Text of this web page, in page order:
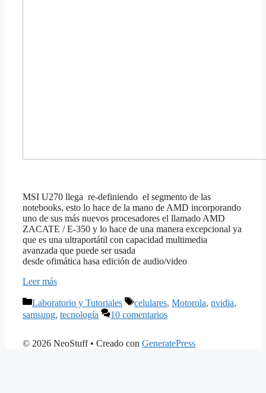
MSI U270 llega re-definiendo el segmento de las
notebooks, esto lo hace de la mano de AMD incorporando
uno de sus más nuevos procesadores el llamado AMD
ZACATE / E-350 y lo hace de una manera excepcional ya
que es una ultraportátil con capacidad multimedia
avanzada que puede ser usada
desde ofimática hasa edición de audio/video
Leer más
Categorías
Laboratorio y Tutoriales Etiquetas
celulares, Motorola, nvidia,
samsung, tecnología 10 comentarios
© 2026 NeoStuff• Creado con GeneratePress